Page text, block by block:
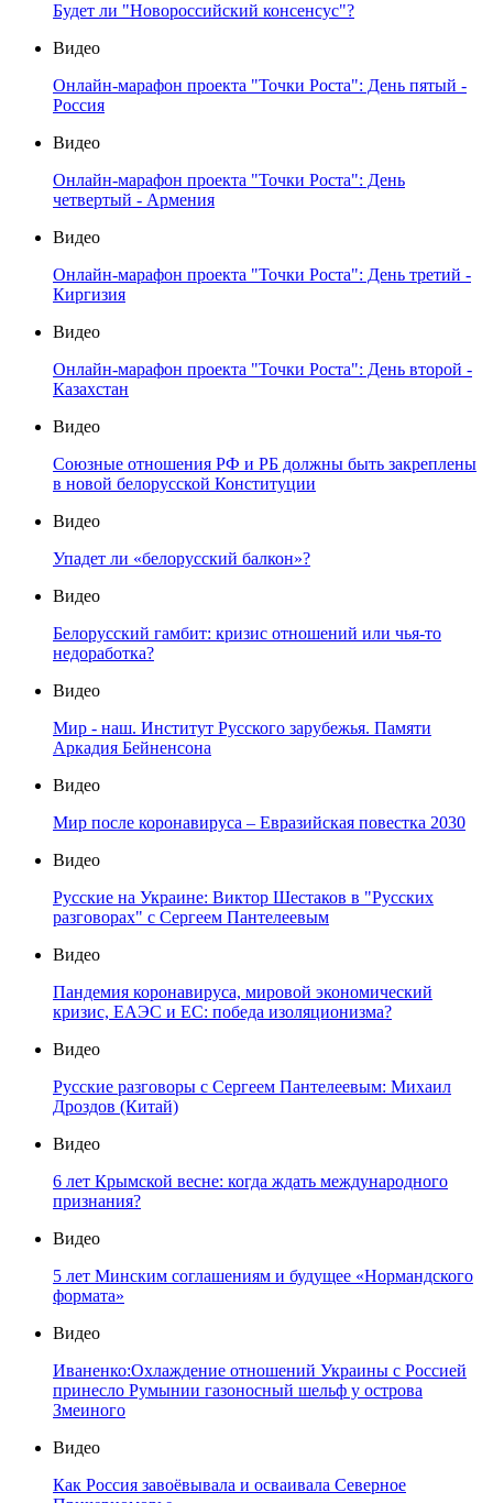
Будет ли "Новороссийский консенсус"?
Видео
Онлайн-марафон проекта "Точки Роста": День пятый -
Россия
Видео
Онлайн-марафон проекта "Точки Роста": День
четвертый - Армения
Видео
Онлайн-марафон проекта "Точки Роста": День третий -
Киргизия
Видео
Онлайн-марафон проекта "Точки Роста": День второй -
Казахстан
Видео
Союзные отношения РФ и РБ должны быть закреплены
в новой белорусской Конституции
Видео
Упадет ли «белорусский балкон»?
Видео
Белорусский гамбит: кризис отношений или чья-то
недоработка?
Видео
Мир - наш. Институт Русского зарубежья. Памяти
Аркадия Бейненсона
Видео
Мир после коронавируса – Евразийская повестка 2030
Видео
Русские на Украине: Виктор Шестаков в "Русских
разговорах" с Сергеем Пантелеевым
Видео
Пандемия коронавируса, мировой экономический
кризис, ЕАЭС и ЕС: победа изоляционизма?
Видео
Русские разговоры с Сергеем Пантелеевым: Михаил
Дроздов (Китай)
Видео
6 лет Крымской весне: когда ждать международного
признания?
Видео
5 лет Минским соглашениям и будущее «Нормандского
формата»
Видео
Иваненко:Охлаждение отношений Украины с Россией
принесло Румынии газоносный шельф у острова
Змеиного
Видео
Как Россия завоёвывала и осваивала Северное